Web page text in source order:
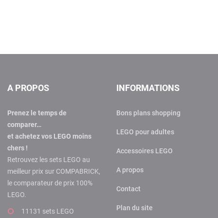
A PROPOS
Prenez le temps de
comparer…
et achetez vos LEGO moins
chers !
Retrouvez les sets LEGO au
meilleur prix sur COMPABRICK,
le comparateur de prix 100%
LEGO.
11131 sets LEGO
INFORMATIONS
Bons plans shopping
LEGO pour adultes
Accessoires LEGO
A propos
Contact
Plan du site